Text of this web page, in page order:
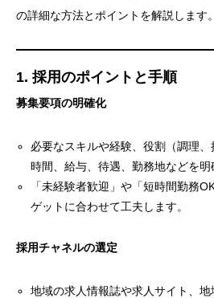
の詳細な方法とポイントを解説します。
1. 採用のポイントと手順
募集要項の明確化
必要なスキルや経験、役割（調理
時間、給与、待遇、勤務地などを明
「未経験者歓迎」や「短時間勤務
ゲットに合わせて工夫します。
採用チャネルの選定
地域の求人情報誌や求人サイト、